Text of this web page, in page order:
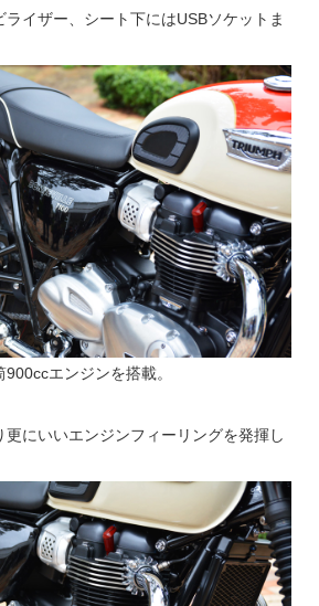
イザー、シート下にはUSBソケットま
エンジンを搭載。
にいいエンジンフィーリングを発揮し